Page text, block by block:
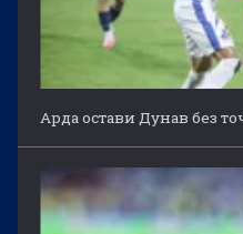
Арда остави Дунав без